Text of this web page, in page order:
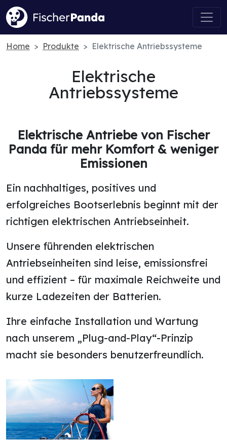
Home Produkte Elektrische Antriebssysteme
Elektrische
Antriebssysteme
Elektrische Antriebe von Fischer
Panda für mehr Komfort & weniger
Emissionen
Ein nachhaltiges, positives und
erfolgreiches Bootserlebnis beginnt mit der
richtigen elektrischen Antriebseinheit.
Unsere führenden elektrischen
Antriebseinheiten sind leise, emissionsfrei
und effizient – für maximale Reichweite und
kurze Ladezeiten der Batterien.
Ihre einfache Installation und Wartung
nach unserem „Plug-and-Play“-Prinzip
macht sie besonders benutzerfreundlich.